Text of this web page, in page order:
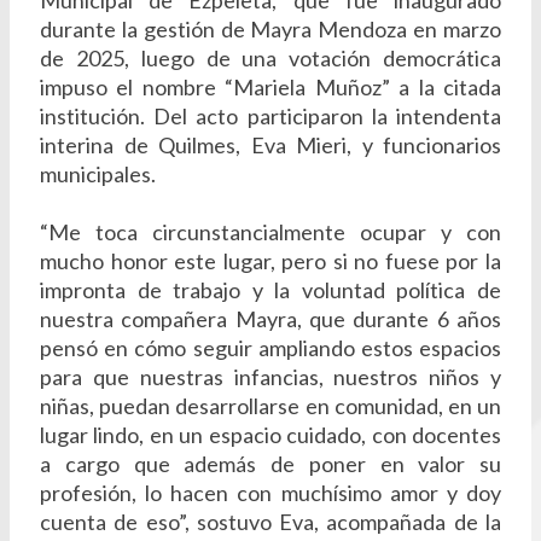
durante la gestión de Mayra Mendoza en marzo
de 2025, luego de una votación democrática
impuso el nombre “Mariela Muñoz” a la citada
institución. Del acto participaron la intendenta
interina de Quilmes, Eva Mieri, y funcionarios
municipales.
“Me toca circunstancialmente ocupar y con
mucho honor este lugar, pero si no fuese por la
impronta de trabajo y la voluntad política de
nuestra compañera Mayra, que durante 6 años
pensó en cómo seguir ampliando estos espacios
para que nuestras infancias, nuestros niños y
niñas, puedan desarrollarse en comunidad, en un
lugar lindo, en un espacio cuidado, con docentes
a cargo que además de poner en valor su
profesión, lo hacen con muchísimo amor y doy
cuenta de eso”, sostuvo Eva, acompañada de la